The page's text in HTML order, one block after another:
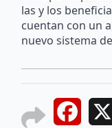
las y los
cuentan con un
nuevo sistema